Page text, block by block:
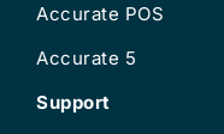
Accurate POS
Accurate 5
Support